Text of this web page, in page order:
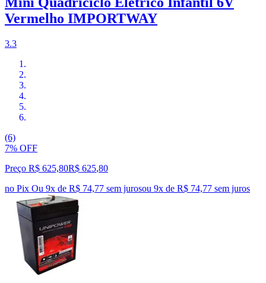
Vermelho IMPORTWAY
3.3
(6)
7% OFF
Preço R$ 625,80R$ 625,80
no Pix Ou 9x de R$ 74,77 sem jurosou 9x de R$ 74,77 sem juros